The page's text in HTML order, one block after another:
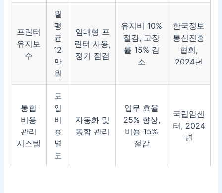
프린터
유지보
수
월
평
균
12
만
원
임대형 프
린터 사용,
정기 점검
유지비 10%
절감, 고장
률 15% 감
소
한국정보
통신진흥
협회,
2024년
통합
비용
관리
시스템
도
입
비
용
별
도
자동화 및
통합 관리
업무 효율
25% 향상,
비용 15%
절감
국립암센
터, 2024
년